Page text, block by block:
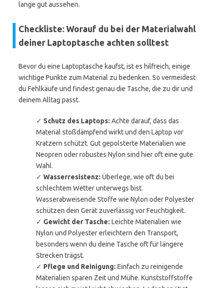
lange gut aussehen.
Checkliste: Worauf du bei der Materialwahl
deiner Laptoptasche achten solltest
Bevor du eine Laptoptasche kaufst, ist es hilfreich, einige
wichtige Punkte zum Material zu bedenken. So vermeidest
du Fehlkäufe und findest genau die Tasche, die zu dir und
deinem Alltag passt.
✓ Schutz des Laptops: Achte darauf, dass das
Material stoßdämpfend wirkt und den Laptop vor
Kratzern schützt. Gut gepolsterte Materialien wie
Neopren oder robustes Nylon sind hier oft eine gute
Wahl.
✓ Wasserresistenz: Überlege, wie oft du bei
schlechtem Wetter unterwegs bist.
Wasserabweisende Stoffe wie Nylon oder Polyester
schützen dein Gerät zuverlässig vor Feuchtigkeit.
✓ Gewicht der Tasche: Leichte Materialien wie
Nylon und Polyester erleichtern den Transport,
besonders wenn du deine Tasche oft für längere
Strecken trägst.
✓ Pflege und Reinigung: Einfach zu reinigende
Materialien sparen Zeit und Mühe. Kunststoffstoffe